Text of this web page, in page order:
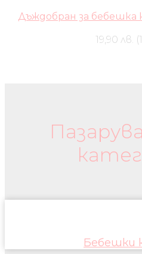
Дъждобран за бебешка
19,90 лв.
Бебешки